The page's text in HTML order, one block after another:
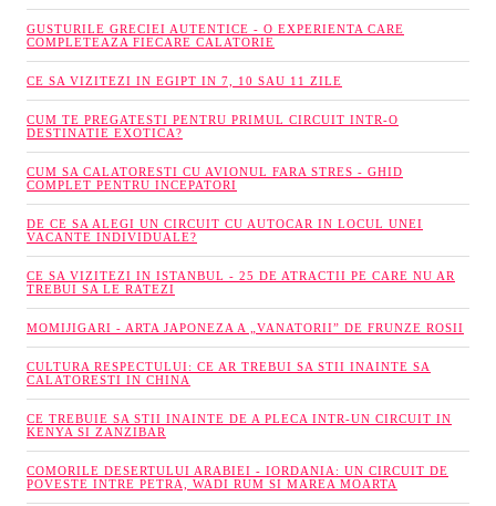
GUSTURILE GRECIEI AUTENTICE - O EXPERIENTA CARE
COMPLETEAZA FIECARE CALATORIE
CE SA VIZITEZI IN EGIPT IN 7, 10 SAU 11 ZILE
CUM TE PREGATESTI PENTRU PRIMUL CIRCUIT INTR-O
DESTINATIE EXOTICA?
CUM SA CALATORESTI CU AVIONUL FARA STRES - GHID
COMPLET PENTRU INCEPATORI
DE CE SA ALEGI UN CIRCUIT CU AUTOCAR IN LOCUL UNEI
VACANTE INDIVIDUALE?
CE SA VIZITEZI IN ISTANBUL - 25 DE ATRACTII PE CARE NU AR
TREBUI SA LE RATEZI
MOMIJIGARI - ARTA JAPONEZA A „VANATORII” DE FRUNZE ROSII
CULTURA RESPECTULUI: CE AR TREBUI SA STII INAINTE SA
CALATORESTI IN CHINA
CE TREBUIE SA STII INAINTE DE A PLECA INTR-UN CIRCUIT IN
KENYA SI ZANZIBAR
COMORILE DESERTULUI ARABIEI - IORDANIA: UN CIRCUIT DE
POVESTE INTRE PETRA, WADI RUM SI MAREA MOARTA